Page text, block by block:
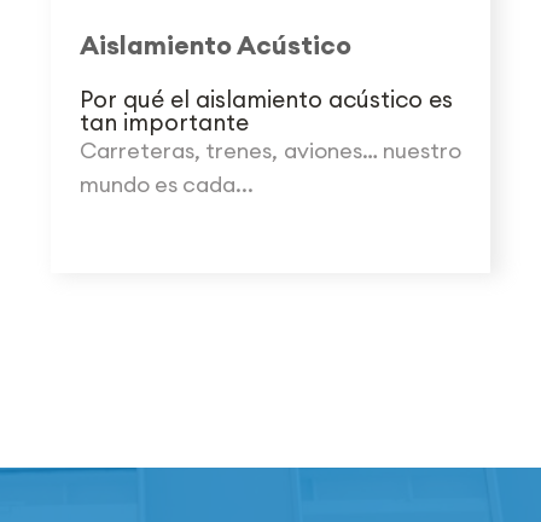
Aislamiento Acústico
Por qué el aislamiento acústico es
tan importante
Carreteras, trenes, aviones… nuestro
mundo es cada...